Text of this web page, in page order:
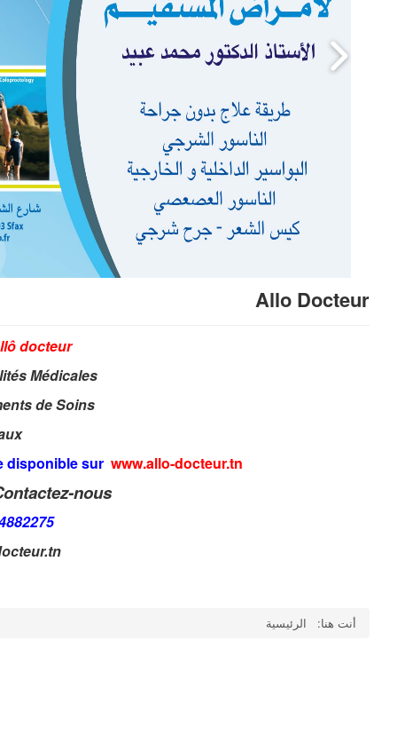
Allo Docteur
Bienvenue sur
docteur
l’annuaire de toutes les Spécialités Médicales
et Para Médicales, Etablissements de Soins
et Services Médicaux.
www.allo-docteur.tn
nous :
أنت هنا: الرئيسية